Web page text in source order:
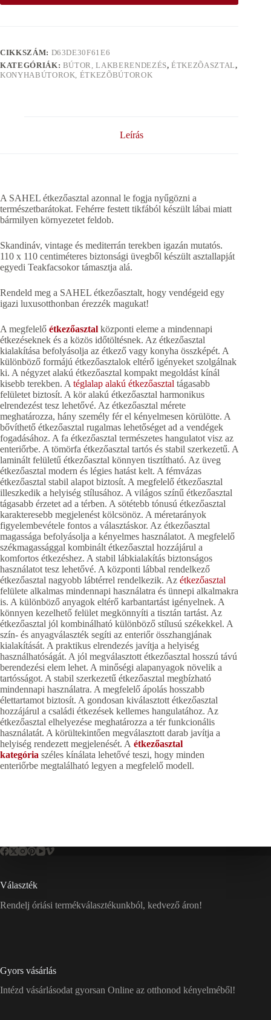
CIKKSZÁM: D63DE30F61E6
KATEGÓRIÁK: BÚTOR, LAKBERENDEZÉS,ÉTKEZÕASZTAL,
KONYHABÚTOROK, ÉTKEZÕBÚTOROK
Leírás
A SAHEL étkezőasztal azonnal le fogja nyűgözni a
természetbarátokat. Fehérre festett tikfából készült lábai miatt
bármilyen környezetet feldob.
Skandináv, vintage és mediterrán terekben igazán mutatós.
110 x 110 centiméteres biztonsági üvegből készült asztallapját
egyedi Teakfacsokor támasztja alá.
Rendeld meg a SAHEL étkezőasztalt, hogy vendégeid egy
igazi luxusotthonban érezzék magukat!
A megfelelő étkezőasztal központi eleme a mindennapi
étkezéseknek és a közös időtöltésnek. Az étkezőasztal
kialakítása befolyásolja az étkező vagy konyha összképét. A
különböző formájú étkezőasztalok eltérő igényeket szolgálnak
ki. A négyzet alakú étkezőasztal kompakt megoldást kínál
kisebb terekben. A téglalap alakú étkezőasztal tágasabb
felületet biztosít. A kör alakú étkezőasztal harmonikus
elrendezést tesz lehetővé. Az étkezőasztal mérete
meghatározza, hány személy fér el kényelmesen körülötte. A
bővíthető étkezőasztal rugalmas lehetőséget ad a vendégek
fogadásához. A fa étkezőasztal természetes hangulatot visz az
enteriőrbe. A tömörfa étkezőasztal tartós és stabil szerkezetű. A
laminált felületű étkezőasztal könnyen tisztítható. Az üveg
étkezőasztal modern és légies hatást kelt. A fémvázas
étkezőasztal stabil alapot biztosít. A megfelelő étkezőasztal
illeszkedik a helyiség stílusához. A világos színű étkezőasztal
tágasabb érzetet ad a térben. A sötétebb tónusú étkezőasztal
karakteresebb megjelenést kölcsönöz. A méretarányok
figyelembevétele fontos a választáskor. Az étkezőasztal
magassága befolyásolja a kényelmes használatot. A megfelelő
székmagassággal kombinált étkezőasztal hozzájárul a
komfortos étkezéshez. A stabil lábkialakítás biztonságos
használatot tesz lehetővé. A központi lábbal rendelkező
étkezőasztal nagyobb lábtérrel rendelkezik. Az étkezőasztal
felülete alkalmas mindennapi használatra és ünnepi alkalmakra
is. A különböző anyagok eltérő karbantartást igényelnek. A
könnyen kezelhető felület megkönnyíti a tisztán tartást. Az
étkezőasztal jól kombinálható különböző stílusú székekkel. A
szín- és anyagválaszték segíti az enteriőr összhangjának
kialakítását. A praktikus elrendezés javítja a helyiség
használhatóságát. A jól megválasztott étkezőasztal hosszú távú
berendezési elem lehet. A minőségi alapanyagok növelik a
tartósságot. A stabil szerkezetű étkezőasztal megbízható
mindennapi használatra. A megfelelő ápolás hosszabb
élettartamot biztosít. A gondosan kiválasztott étkezőasztal
hozzájárul a családi étkezések kellemes hangulatához. Az
étkezőasztal elhelyezése meghatározza a tér funkcionális
használatát. A körültekintően megválasztott darab javítja a
helyiség rendezett megjelenését. A étkezőasztal
kategória széles kínálata lehetővé teszi, hogy minden
enteriőrbe megtalálható legyen a megfelelő modell.
Választék
Rendelj óriási termékválasztékunkból, kedvező áron!
Gyors vásárlás
Intézd vásárlásodat gyorsan Online az otthonod kényelméből!